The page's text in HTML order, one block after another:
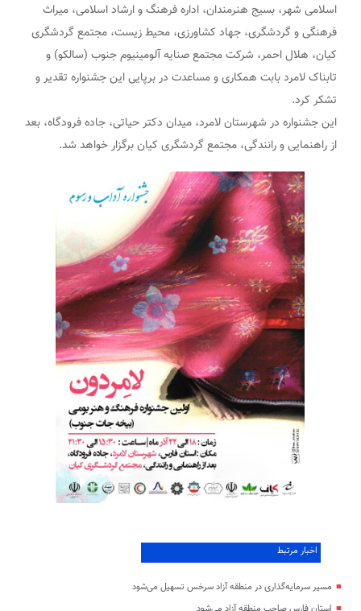
اسلامی شهر، بسیج هنرمندان، اداره فرهنگ و ارشاد اسلامی، میراث
فرهنگی و گردشگری، جهاد کشاورزی، محیط زیست، مجتمع گردشگری
کیان، هلال احمر، شرکت مجتمع صنایه آلومینیوم جنوب (سالکو) و
تابناک لامرد بابت همکاری و مساعدت در برپایی این جشنواره تقدیر و
تشکر کرد.
این جشنواره در شهرستان لامرد، میدان دکتر حیاتی، جاده فرودگاه، بعد
از راهنمایی و رانندگی، مجتمع گردشگری کیان برگزار خواهد شد.
اخبار مرتبط
مسیر سرمایه‌گذاری در منطقه آزاد سرخس تسهیل می‌شود